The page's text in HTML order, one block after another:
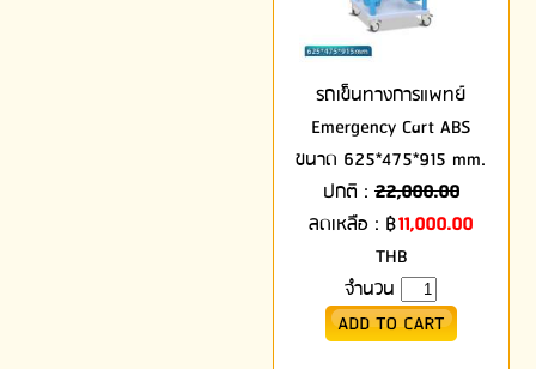
รถเข็นทางการแพทย์
Emergency Cart ABS
ขนาด 625*475*915 mm.
ปกติ : 22,000.00
ลดเหลือ : ฿11,000.00
THB
จำนวน